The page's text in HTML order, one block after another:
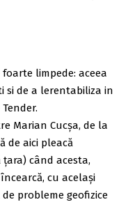
limpede: aceea
si de a lerentabiliza in
Marian Cucșa, de la
de aici pleacă
când acesta,
cu același
probleme geofizice